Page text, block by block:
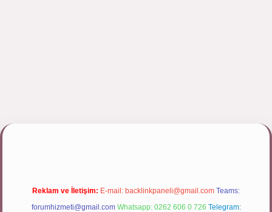
Reklam ve İletişim: E-mail: backlinkpaneli@gmail.com Teams:
forumhizmeti@gmail.com Whatsapp: 0262 606 0 726 Telegram: